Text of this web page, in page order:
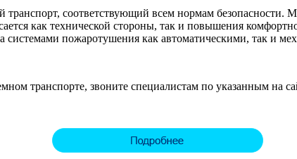
соответствующий всем нормам безопасности.
как технической стороны, так и повышения
пожаротушения как автоматическими, так и
транспорте, звоните специалистам по указанным на